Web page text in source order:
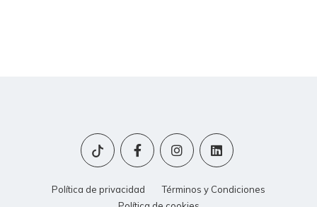
Política de privacidad
Términos y Condiciones